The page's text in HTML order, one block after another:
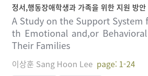
정서,행동장애학생과 가족을 위한 지원 방
A Study on the Support System
th Emotional and,or
Their Families
이상훈 Sang Hoon Lee page: 1-24